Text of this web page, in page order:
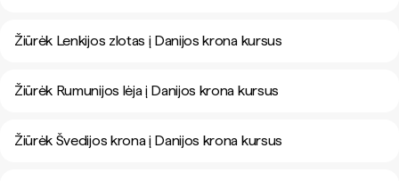
Žiūrėk Lenkijos zlotas į Danijos krona kursus
Žiūrėk Rumunijos lėja į Danijos krona kursus
Žiūrėk Švedijos krona į Danijos krona kursus